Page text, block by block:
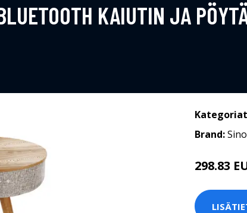
KAIUTIN JA
Brand:
298.83